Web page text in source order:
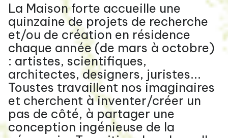
La Maison forte accueille une
quinzaine de projets de recherche
et/ou de création en résidence
chaque année (de mars à octobre)
: artistes, scientifiques,
architectes, designers, juristes...
Toustes travaillent nos imaginaires
et cherchent à inventer/créer un
pas de côté, à partager une
conception ingénieuse de la